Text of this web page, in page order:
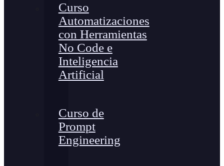
Curso
Automatizaciones
con Herramientas
No Code e
Inteligencia
Artificial
Curso de
Prompt
Engineering